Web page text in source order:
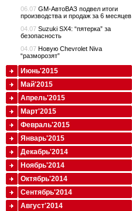
06.07 GM-АвтоВАЗ подвел итоги
производства и продаж за 6 месяцев
04.07 Suzuki SX4: “пятерка” за
безопасность
04.07 Новую Chevrolet Niva
“разморозят”
Июнь'2015
Май'2015
Апрель'2015
Март'2015
Февраль'2015
Январь'2015
Декабрь'2014
Ноябрь'2014
Октябрь'2014
Сентябрь'2014
Август'2014